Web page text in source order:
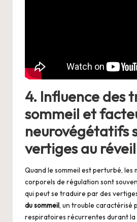
4. Influence des
sommeil et
neurovégétatifs
vertiges au réveil
Quand le sommeil est perturbé, les
corporels de régulation sont
qui peut se traduire par des vertiges
du sommeil, un trouble caractérisé
respiratoires récurrentes durant la